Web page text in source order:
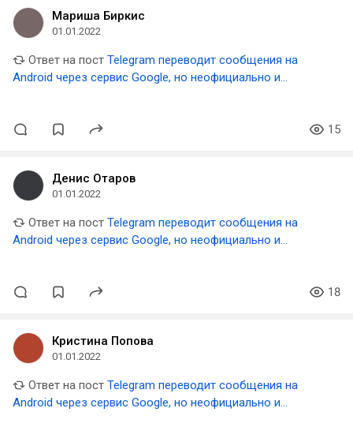
Мариша Биркис
01.01.2022
Ответ на пост Telegram переводит сообщения на
Android через сервис Google, но неофициально и
15
Денис Отаров
01.01.2022
Ответ на пост Telegram переводит сообщения на
Android через сервис Google, но неофициально и
18
Кристина Попова
01.01.2022
Ответ на пост Telegram переводит сообщения на
Android через сервис Google, но неофициально и